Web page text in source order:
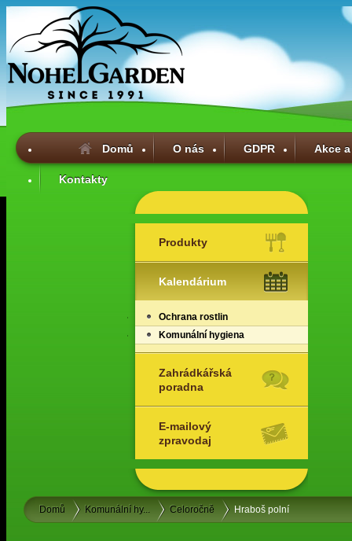
Domů O nás GDPR Akce
Kontakty
Produkty
Kalendárium
Ochrana rostlin
Komunální hygiena
Zahrádkářská
poradna
E-mailový
zpravodaj
Domů Komunální hy... Celoročně Hraboš polní